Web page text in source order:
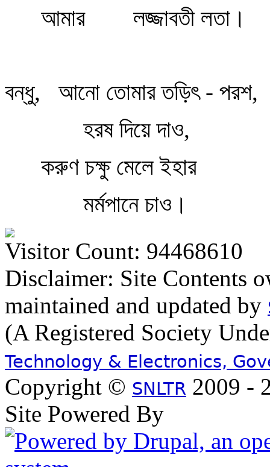
আমার
লজ্জাবতী লতা।
বন্ধু,
আনো তোমার তড়িৎ - পরশ,
হরষ দিয়ে দাও,
করুণ চক্ষু মেলে ইহার
মর্মপানে চাও।
Visitor Count: 94468610
Disclaimer: Site Contents
maintained and updated by
(A Registered Society
Technology & Electronics,
Copyright © SNLTR 2009 -
Site Powered By